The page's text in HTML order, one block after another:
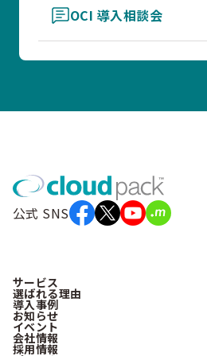
OCI 導入相談会
公式 SNS
サービス
選ばれる理由
導入事例
お知らせ
イベント
会社情報
採用情報